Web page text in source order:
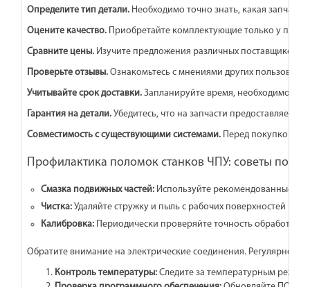
Определите тип детали. Необходимо точно знать, какая
Оцените качество. Приобретайте комплектующие только у
Сравните цены. Изучите предложения различных поставщиков.
Проверьте отзывы. Ознакомьтесь с мнениями других
Учитывайте срок доставки. Запланируйте время, необходимое
Гарантия на детали. Убедитесь, что на запчасти
Совместимость с существующими системами. Перед покупкой
Профилактика поломок станков ЧПУ: советы по
Смазка подвижных частей: Используйте рекомендованные
Чистка: Удаляйте стружку и пыль с рабочих поверхностей и
Калибровка: Периодически проверяйте точность
Обратите внимание на электрические соединения. Регулярно
Контроль температуры: Следите за температурным